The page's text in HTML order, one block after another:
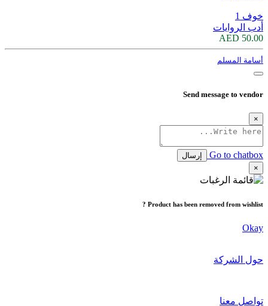
خوف 1
أدب الروايات
50.00 AED
أسامة المسلم
Send message to vendor
×
Go to chatbox
إرسال
×
Product has been removed from wishlist ?
Okay
حول الشركة
تواصل معنا